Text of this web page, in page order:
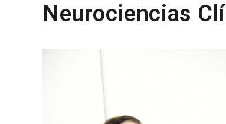
Neurociencias